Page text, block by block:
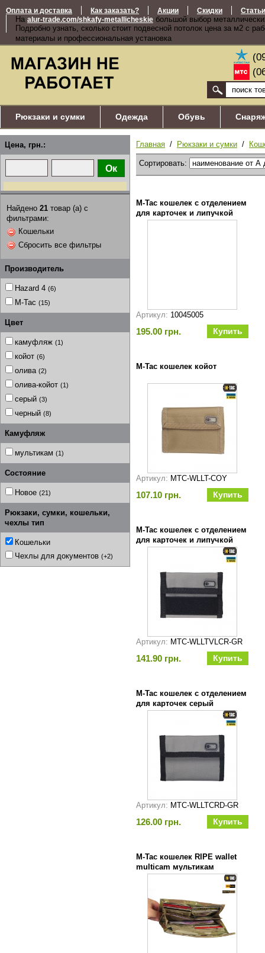
Оплата и доставка Как заказать? Акции Скидки Статьи
На alur-trade.com/shkafy-metallicheskie большой выбор
Подробно узнать, сколько стоит подвесной потолок цена за м2 с
материалы и профессиональная установка
Рюкзаки и сумки Одежда Обувь
Цена, грн.:
Найдено 21 товар (а) с
фильтрами:
Кошельки
Сбросить все фильтры
Производитель
Hazard 4 (6)
M-Tac (15)
Цвет
камуфляж (1)
койот (6)
олива (2)
олива-койот (1)
серый (3)
черный (8)
Камуфляж
мультикам (1)
Состояние
Новое (21)
Рюкзаки, сумки, кошельки,
чехлы тип
Кошельки
Чехлы для документов (+2)
Главная / Рюкзаки и сумки /
Сортировать:
M-Tac кошелек с отделением
для карточек и липучкой
кордура койот
Артикул: 10045005
195.00 грн.
M-Tac кошелек койот
Артикул: MTC-WLLT-COY
107.10 грн.
M-Tac кошелек с отделением
для карточек и липучкой
серый
Артикул: MTC-WLLTVLCR-GR
141.90 грн.
M-Tac кошелек с отделением
для карточек серый
Артикул: MTC-WLLTCRD-GR
126.00 грн.
M-Tac кошелек RIPE wallet
multicam мультикам